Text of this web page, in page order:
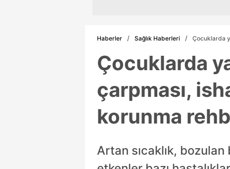
Haberler Sağlık Haberleri Çocuklarda
Çocuklarda
çarpması,
korunma
Artan sıcaklık,